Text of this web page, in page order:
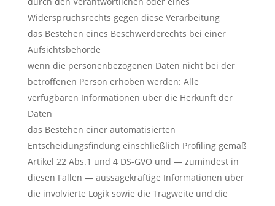
Widerspruchsrechts gegen diese Verarbeitung
das Bestehen eines Beschwerderechts bei einer
Aufsichtsbehörde
wenn die personenbezogenen Daten nicht bei der
betroffenen Person erhoben werden: Alle
verfügbaren Informationen über die Herkunft der
Daten
das Bestehen einer automatisierten
Entscheidungsfindung einschließlich Profiling gemäß
Artikel 22 Abs.1 und 4 DS-GVO und — zumindest in
diesen Fällen — aussagekräftige Informationen über
die involvierte Logik sowie die Tragweite und die